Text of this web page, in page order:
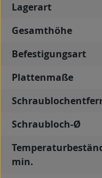
Lagerart
Gesamthöhe
Befestigungsart
Plattenmaße
Schraubloch-Ø
min.